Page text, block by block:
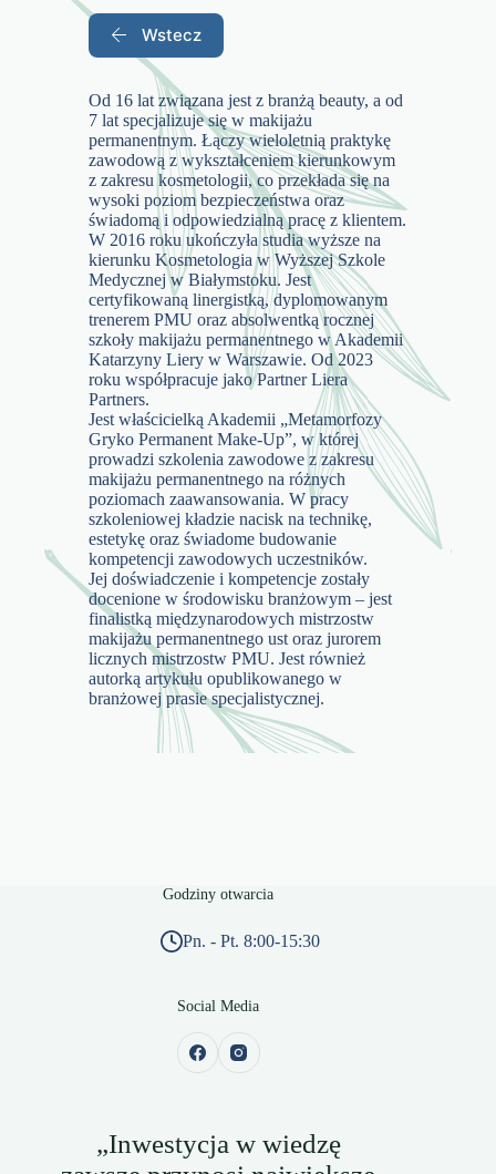
Wstecz
Od 16 lat związana jest z branżą beauty, a od
7 lat specjalizuje się w makijażu
permanentnym. Łączy wieloletnią praktykę
zawodową z wykształceniem kierunkowym
z zakresu kosmetologii, co przekłada się na
wysoki poziom bezpieczeństwa oraz
świadomą i odpowiedzialną pracę z klientem.
W 2016 roku ukończyła studia wyższe na
kierunku Kosmetologia w Wyższej Szkole
Medycznej w Białymstoku. Jest
certyfikowaną linergistką, dyplomowanym
trenerem PMU oraz absolwentką rocznej
szkoły makijażu permanentnego w Akademii
Katarzyny Liery w Warszawie. Od 2023
roku współpracuje jako Partner Liera
Partners.
Jest właścicielką Akademii „Metamorfozy
Gryko Permanent Make-Up”, w której
prowadzi szkolenia zawodowe z zakresu
makijażu permanentnego na różnych
poziomach zaawansowania. W pracy
szkoleniowej kładzie nacisk na technikę,
estetykę oraz świadome budowanie
kompetencji zawodowych uczestników.
Jej doświadczenie i kompetencje zostały
docenione w środowisku branżowym – jest
finalistką międzynarodowych mistrzostw
makijażu permanentnego ust oraz jurorem
licznych mistrzostw PMU. Jest również
autorką artykułu opublikowanego w
branżowej prasie specjalistycznej.
Godziny otwarcia
Pn. - Pt. 8:00-15:30
Social Media
„Inwestycja w wiedzę